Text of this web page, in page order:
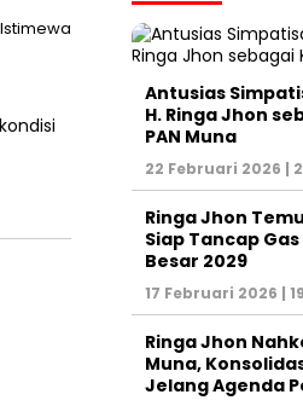
Antusias
H. Ringa Jhon
PAN Muna
22 Februari 2026 |
Ringa Jhon
Siap Tancap
Besar 2029
17 Februari 2026 |
Ringa Jhon
Muna,
Jelang Agenda